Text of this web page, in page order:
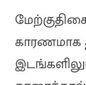
காரணமாக